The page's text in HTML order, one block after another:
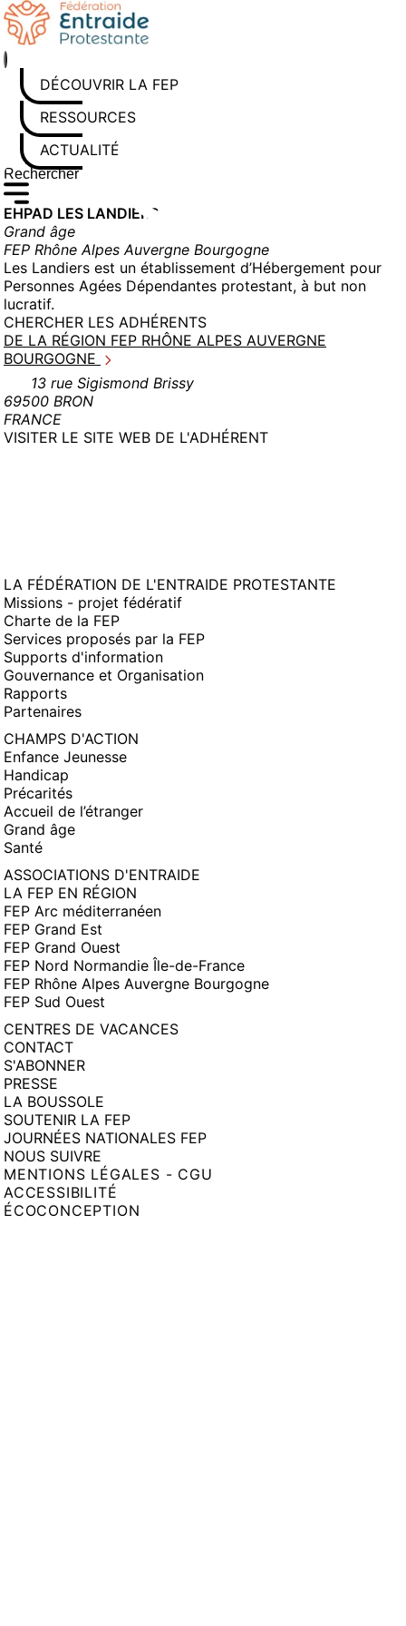
Aller
au
contenu
DÉCOUVRIR LA FEP
RESSOURCES
ACTUALITÉS
Rechercher sur le site
Saisissez au moins 3 caractères pour lancer la recherche
EHPAD LES LANDIERS
Grand âge
FEP Rhône Alpes Auvergne Bourgogne
Les Landiers est un établissement d’Hébergement pour
Personnes Agées Dépendantes protestant, à but non
lucratif.
CHERCHER LES ADHÉRENTS
DE LA RÉGION FEP RHÔNE ALPES AUVERGNE
BOURGOGNE
13 rue Sigismond Brissy
69500 BRON
FRANCE
VISITER LE SITE WEB DE L'ADHÉRENT(NOUVELLE
LA FÉDÉRATION DE L'ENTRAIDE PROTESTANTE
Missions - projet fédératif
Charte de la FEP
Services proposés par la FEP
Supports d'information
Gouvernance et Organisation
Rapports
Partenaires
CHAMPS D'ACTION
Enfance Jeunesse
Handicap
Précarités
Accueil de l’étranger
Grand âge
Santé
ASSOCIATIONS D'ENTRAIDE
LA FEP EN RÉGION
FEP Arc méditerranéen
FEP Grand Est
FEP Grand Ouest
FEP Nord Normandie Île-de-France
FEP Rhône Alpes Auvergne Bourgogne
FEP Sud Ouest
CENTRES DE VACANCES
CONTACT
S'ABONNER
PRESSE
LA BOUSSOLE
SOUTENIR LA FEP
JOURNÉES NATIONALES FEP
NOUS SUIVRE
MENTIONS LÉGALES - CGU
ACCESSIBILITÉ
ÉCOCONCEPTION